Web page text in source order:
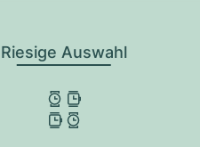
Riesige Auswahl